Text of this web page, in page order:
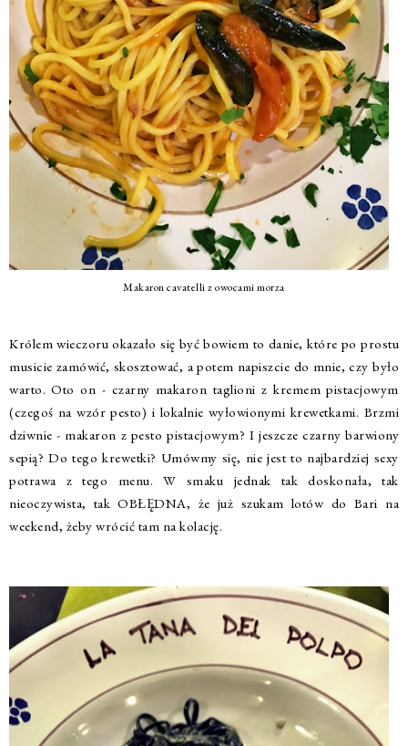
Makaron cavatelli z owocami morza
Królem wieczoru okazało się być bowiem to danie, które po prostu
musicie zamówić, skosztować, a potem napiszcie do mnie, czy było
warto. Oto on - czarny makaron taglioni z kremem pistacjowym
(czegoś na wzór pesto) i lokalnie wyłowionymi krewetkami. Brzmi
dziwnie - makaron z pesto pistacjowym? I jeszcze czarny barwiony
sepią? Do tego krewetki? Umówmy się, nie jest to najbardziej sexy
potrawa z tego menu. W smaku jednak tak doskonała, tak
nieoczywista, tak OBŁĘDNA, że już szukam lotów do Bari na
weekend, żeby wrócić tam na kolację.